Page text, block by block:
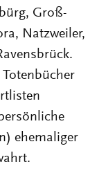
Groß-
Natzweiler,
ehemaliger